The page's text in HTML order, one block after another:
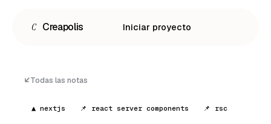
C Creapolis Iniciar proyecto
Todas las notas
▲ nextjs 📌 react server components 📌 rsc